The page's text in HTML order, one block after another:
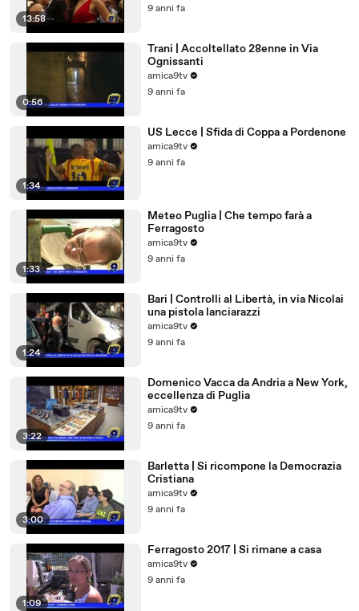
13:58
9 anni fa
0:56
Trani | Accoltellato 28enne in Via
Ognissanti
amica9tv
9 anni fa
1:34
US Lecce | Sfida di Coppa a Pordenone
amica9tv
9 anni fa
1:33
Meteo Puglia | Che tempo farà a
Ferragosto
amica9tv
9 anni fa
1:24
Bari | Controlli al Libertà, in via Nicolai
una pistola lanciarazzi
amica9tv
9 anni fa
3:22
Domenico Vacca da Andria a New York,
eccellenza di Puglia
amica9tv
9 anni fa
3:00
Barletta | Si ricompone la Democrazia
Cristiana
amica9tv
9 anni fa
1:09
Ferragosto 2017 | Si rimane a casa
amica9tv
9 anni fa